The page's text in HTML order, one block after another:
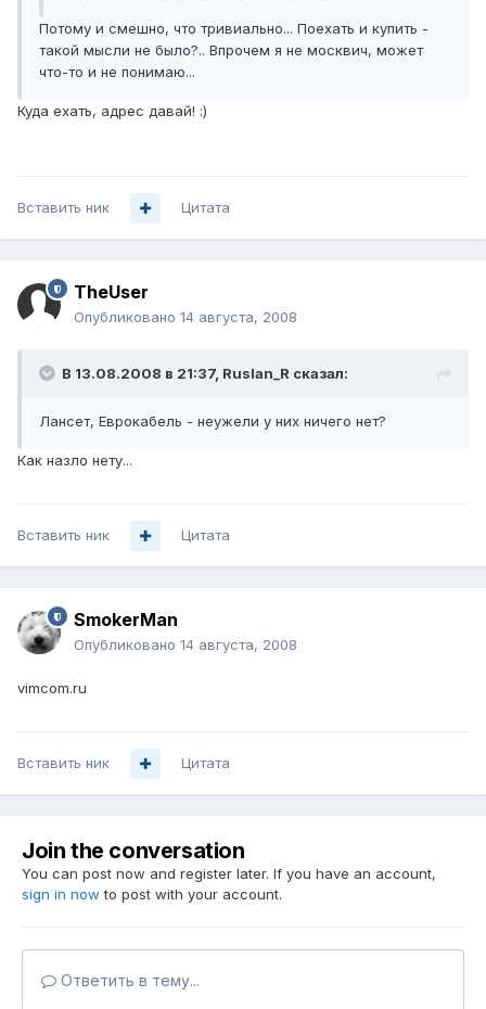
Потому и смешно, что тривиально... Поехать и купить -
такой мысли не было?.. Впрочем я не москвич, может
что-то и не понимаю...
Куда ехать, адрес давай! :)
Вставить ник Цитата
TheUser
Опубликовано 14 августа, 2008
В 13.08.2008 в 21:37, Ruslan_R сказал:
Лансет, Еврокабель - неужели у них ничего нет?
Как назло нету...
Вставить ник Цитата
SmokerMan
Опубликовано 14 августа, 2008
vimcom.ru
Вставить ник Цитата
Join the conversation
You can post now and register later. If you have an account,
sign in now to post with your account.
Ответить в тему...